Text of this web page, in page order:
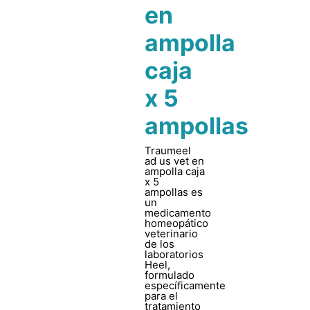
en
ampolla
caja
x 5
ampollas
Traumeel
ad us vet en
ampolla caja
x 5
ampollas es
un
medicamento
homeopático
veterinario
de los
laboratorios
Heel,
formulado
específicamente
para el
tratamiento